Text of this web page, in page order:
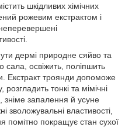
шкідливих хімічних
рожевим екстрактом і
дермі природне сяйво та
сала, освіжить, поліпшить
Екстракт троянди допоможе
розгладить тонкі та мімічні
зніме запалення й усуне
властивості,
помітно покращує стан сухої